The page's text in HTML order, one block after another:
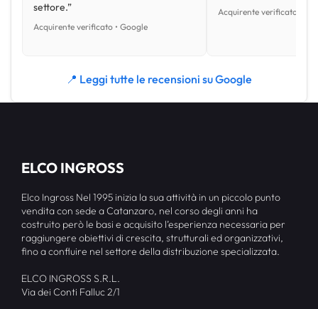
settore.”
Acquirente verificato • Google
Acquirente verificato •
📍 Leggi tutte le recensioni su Google
ELCO INGROSS
Elco Ingross Nel 1995 inizia la sua attività in un piccolo punto
vendita con sede a Catanzaro, nel corso degli anni ha
costruito però le basi e acquisito l’esperienza necessaria per
raggiungere obiettivi di crescita, strutturali ed organizzativi,
fino a confluire nel settore della distribuzione specializzata.
ELCO INGROSS S.R.L.
Via dei Conti Falluc 2/1